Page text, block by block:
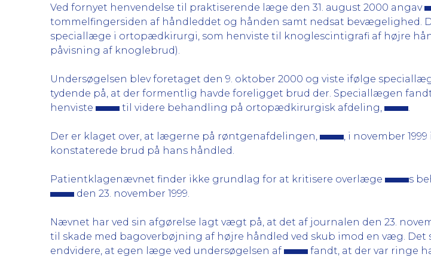
Ved fornyet henvendelse til praktiserende læge den 31. august 2000 angav
tommelfingersiden af håndleddet og hånden samt nedsat bevægelighed.
speciallæge i ortopædkirurgi, som henviste til knoglescintigrafi af højre
påvisning af knoglebrud).
Undersøgelsen blev foretaget den 9. oktober 2000 og viste ifølge
tydende på, at der formentlig havde foreligget brud der. Speciallægen
henviste
til videre behandling på ortopædkirurgisk afdeling, .
Der er klaget over, at lægerne på røntgenafdelingen, , i november
konstaterede brud på hans håndled.
Patientklagenævnet finder ikke grundlag for at kritisere overlæge
s
den 23. november 1999.
Nævnet har ved sin afgørelse lagt vægt på, at det af journalen den 23.
til skade med bagoverbøjning af højre håndled ved skub imod en væg.
endvidere, at egen læge ved undersøgelsen af
fandt, at der var ringe